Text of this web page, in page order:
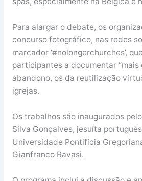
Para alargar o debate, os
concurso fotográfico, nas redes
marcador ‘#nolongerchurches’,
participantes a documentar “mais
abandono, os da reutilização
igrejas.
Os trabalhos são inaugurados
Silva Gonçalves, jesuíta
Universidade Pontifícia
Gianfranco Ravasi.